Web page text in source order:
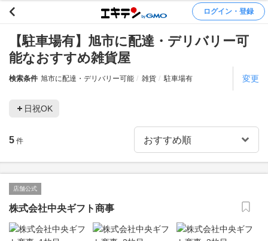
ログイン・登録
【駐車場有】旭市に配達・デリバリー可
能なおすすめ雑貨屋
検索条件 旭市に配達・デリバリー可能 雑貨 駐車場有 変更
日祝OK
5 件
店舗公式
株式会社中央ギフト商事